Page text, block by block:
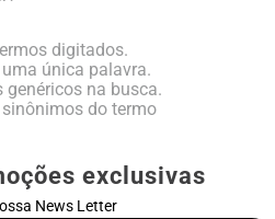
digitados.
única palavra.
genéricos na busca.
do termo
exclusivas
News Letter